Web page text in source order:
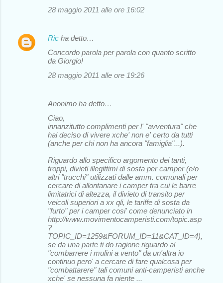
28 maggio 2011 alle ore 16:02
Ric ha detto…
Concordo parola per parola con quanto scritto
da Giorgio!
28 maggio 2011 alle ore 19:26
Anonimo ha detto…
Ciao,
innanzitutto complimenti per l' "avventura" che
hai deciso di vivere xche' non e' certo da tutti
(anche per chi non ha ancora "famiglia"...).
Riguardo allo specifico argomento dei tanti,
troppi, divieti illegittimi di sosta per camper (e/o
altri "trucchi" utilizzati dalle amm. comunali per
cercare di allontanare i camper tra cui le barre
limitatrici di altezza, il divieto di transito per
veicoli superiori a xx qli, le tariffe di sosta da
"furto" per i camper cosi' come denunciato in
http://www.movimentocamperisti.com/topic.asp
?
TOPIC_ID=1259&FORUM_ID=11&CAT_ID=4),
se da una parte ti do ragione riguardo al
"combarrere i mulini a vento" da un'altra io
continuo pero' a cercare di fare qualcosa per
"combattarere" tali comuni anti-camperisti anche
xche' se nessuna fa niente ...